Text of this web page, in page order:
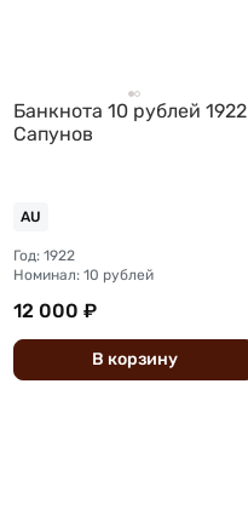
Банкнота 10 рублей 1922
Сапунов
AU
Год: 1922
Номинал: 10 рублей
12 000 ₽
В корзину